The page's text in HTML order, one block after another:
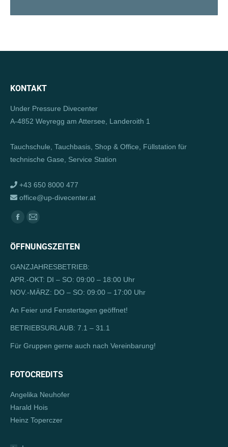
KONTAKT
Under Pressure Divecenter
A-4852 Weyregg am Attersee, Landeroith 1
Tauchschule, Tauchbasis, Shop & Office, Füllstation für
technische Gase, Service Station
+43 650 8000 477
office@up-divecenter.at
Finden Sie uns auf:
Facebook
opens
new
window
E-
page
in
new
ÖFFNUNGSZEITEN
GANZJAHRESBETRIEB:
APR.-OKT: DI – SO: 09:00 – 18:00 Uhr
NOV.-MÄRZ: DO – SO: 09:00 – 17:00 Uhr
An Feier und Fenstertagen geöffnet!
BETRIEBSURLAUB: 7.1 – 31.1
Für Gruppen gerne auch nach Vereinbarung!
FOTOCREDITS
Angelika Neuhofer
Harald Hois
Heinz Toperczer